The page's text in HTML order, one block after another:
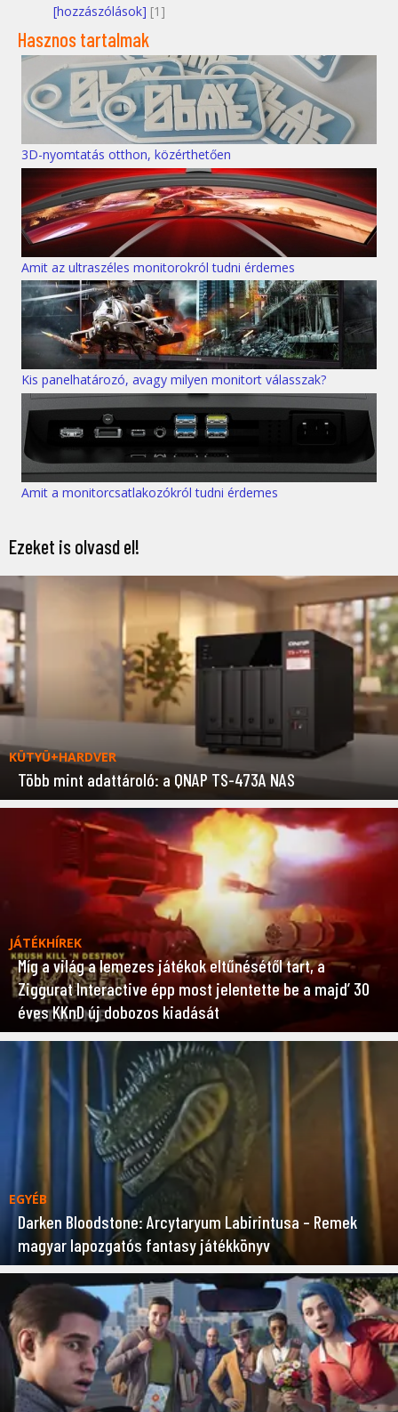
[hozzászólások] [1]
Hasznos tartalmak
3D-nyomtatás otthon, közérthetően
Amit az ultraszéles monitorokról tudni érdemes
Kis panelhatározó, avagy milyen monitort válasszak?
Amit a monitorcsatlakozókról tudni érdemes
Ezeket is olvasd el!
KÜTYÜ+HARDVER
Több mint adattároló: a QNAP TS-473A NAS
JÁTÉKHÍREK
Míg a világ a lemezes játékok eltűnésétől tart, a
Ziggurat Interactive épp most jelentette be a majd’ 30
éves KKnD új dobozos kiadását
EGYÉB
Darken Bloodstone: Arcytaryum Labirintusa – Remek
magyar lapozgatós fantasy játékkönyv